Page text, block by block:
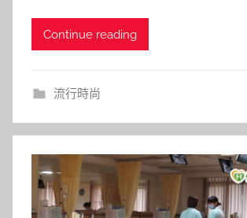
Continue reading
流行時尚